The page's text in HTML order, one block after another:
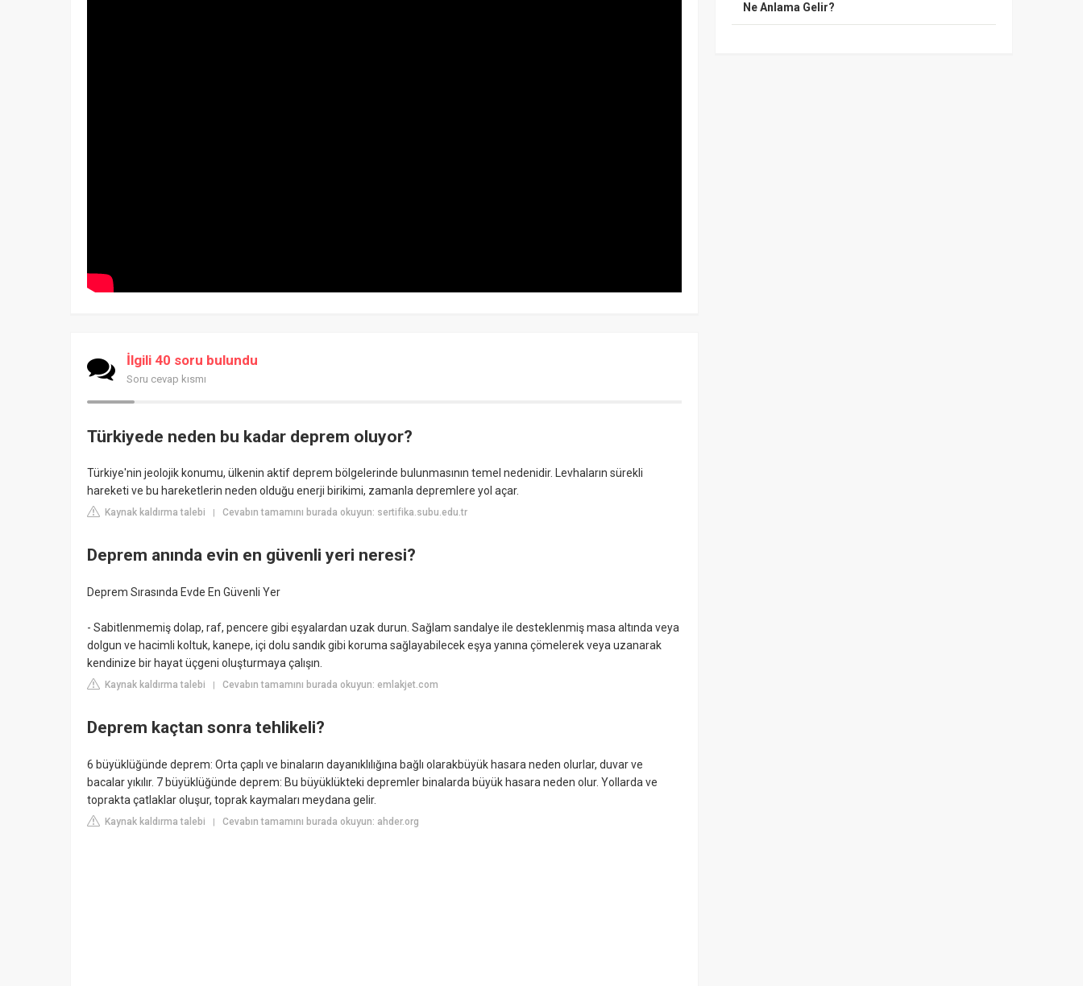
İlgili 40 soru bulundu
Soru cevap kısmı
Türkiyede neden bu kadar deprem oluyor?
Türkiye'nin jeolojik konumu, ülkenin aktif deprem bölgelerinde bulunmasının temel nedenidir. Levhaların sürekli
hareketi ve bu hareketlerin neden olduğu enerji birikimi, zamanla depremlere yol açar.
Kaynak kaldırma talebi | Cevabın tamamını burada okuyun: sertifika.subu.edu.tr
Deprem anında evin en güvenli yeri neresi?
Deprem Sırasında Evde En Güvenli Yer
- Sabitlenmemiş dolap, raf, pencere gibi eşyalardan uzak durun. Sağlam sandalye ile desteklenmiş masa altında veya
dolgun ve hacimli koltuk, kanepe, içi dolu sandık gibi koruma sağlayabilecek eşya yanına çömelerek veya uzanarak
kendinize bir hayat üçgeni oluşturmaya çalışın.
Kaynak kaldırma talebi | Cevabın tamamını burada okuyun: emlakjet.com
Deprem kaçtan sonra tehlikeli?
6 büyüklüğünde deprem: Orta çaplı ve binaların dayanıklılığına bağlı olarakbüyük hasara neden olurlar, duvar ve
bacalar yıkılır. 7 büyüklüğünde deprem: Bu büyüklükteki depremler binalarda büyük hasara neden olur. Yollarda ve
toprakta çatlaklar oluşur, toprak kaymaları meydana gelir.
Kaynak kaldırma talebi | Cevabın tamamını burada okuyun: ahder.org
Ne Anlama Gelir?